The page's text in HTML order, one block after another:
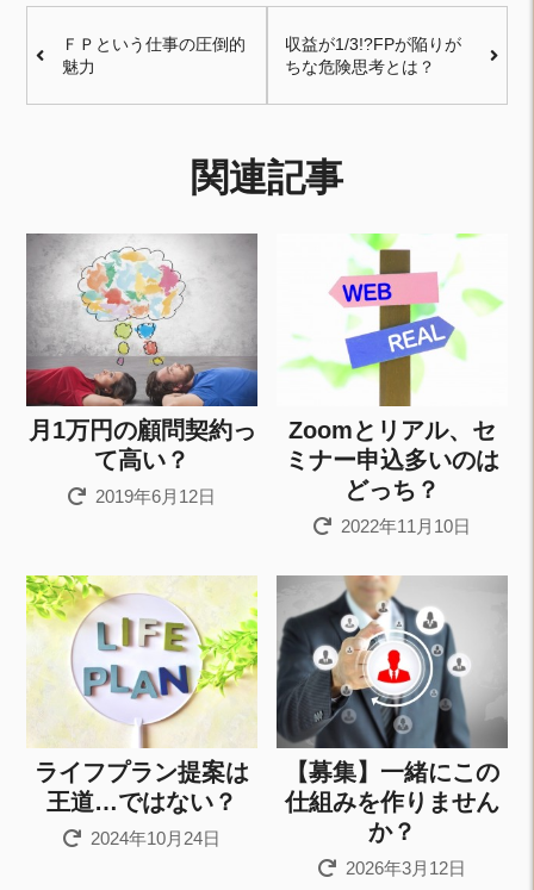
ＦＰという仕事の圧倒的
魅力
収益が1/3!?FPが陥りが
ちな危険思考とは？
関連記事
月1万円の顧問契約っ
て高い？
2019年6月12日
Zoomとリアル、セ
ミナー申込多いのは
どっち？
2022年11月10日
ライフプラン提案は
王道…ではない？
2024年10月24日
【募集】一緒にこの
仕組みを作りません
か？
2026年3月12日